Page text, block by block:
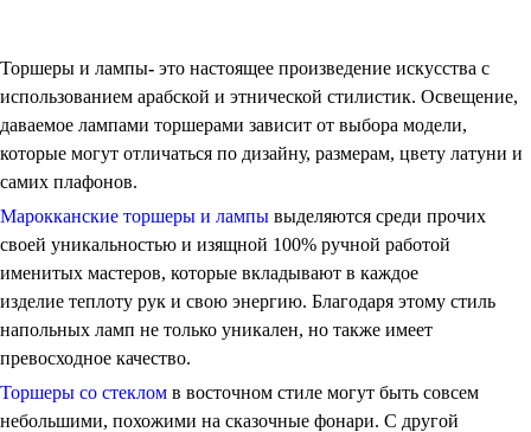
Торшеры и лампы- это настоящее произведение искусства с
использованием арабской и этнической стилистик. Освещение,
даваемое лампами торшерами зависит от выбора модели,
которые могут отличаться по дизайну, размерам, цвету латуни и
самих плафонов.
Марокканские торшеры и лампы выделяются среди прочих
своей уникальностью и изящной 100% ручной работой
именитых мастеров, которые вкладывают в каждое
изделие теплоту рук и свою энергию. Благодаря этому стиль
напольных ламп не только уникален, но также имеет
превосходное качество.
Торшеры со стеклом в восточном стиле могут быть совсем
небольшими, похожими на сказочные фонари. С другой